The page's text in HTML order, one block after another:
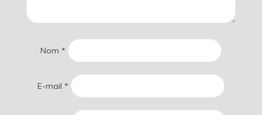
Nom *
E-mail *